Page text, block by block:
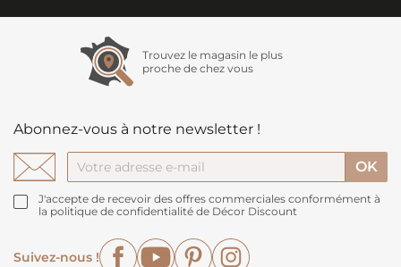
Trouvez le magasin le plus
proche de chez vous
Abonnez-vous à notre newsletter !
J'accepte de recevoir des offres commerciales conformément à
la politique de confidentialité de Décor Discount
Suivez-nous !
FacebookYouTubePinterest